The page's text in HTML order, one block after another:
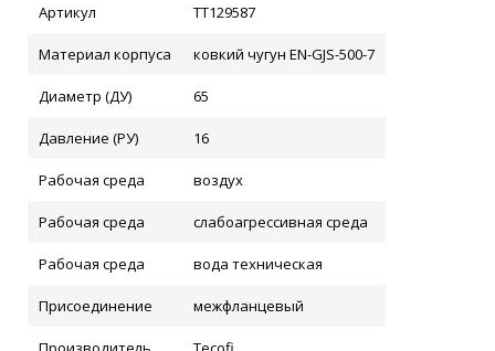
Артикул ТТ129587
Материал корпуса ковкий чугун EN-GJS-500-7
Диаметр (ДУ) 65
Давление (РУ) 16
Рабочая среда воздух
Рабочая среда слабоагрессивная среда
Рабочая среда вода техническая
Присоединение межфланцевый